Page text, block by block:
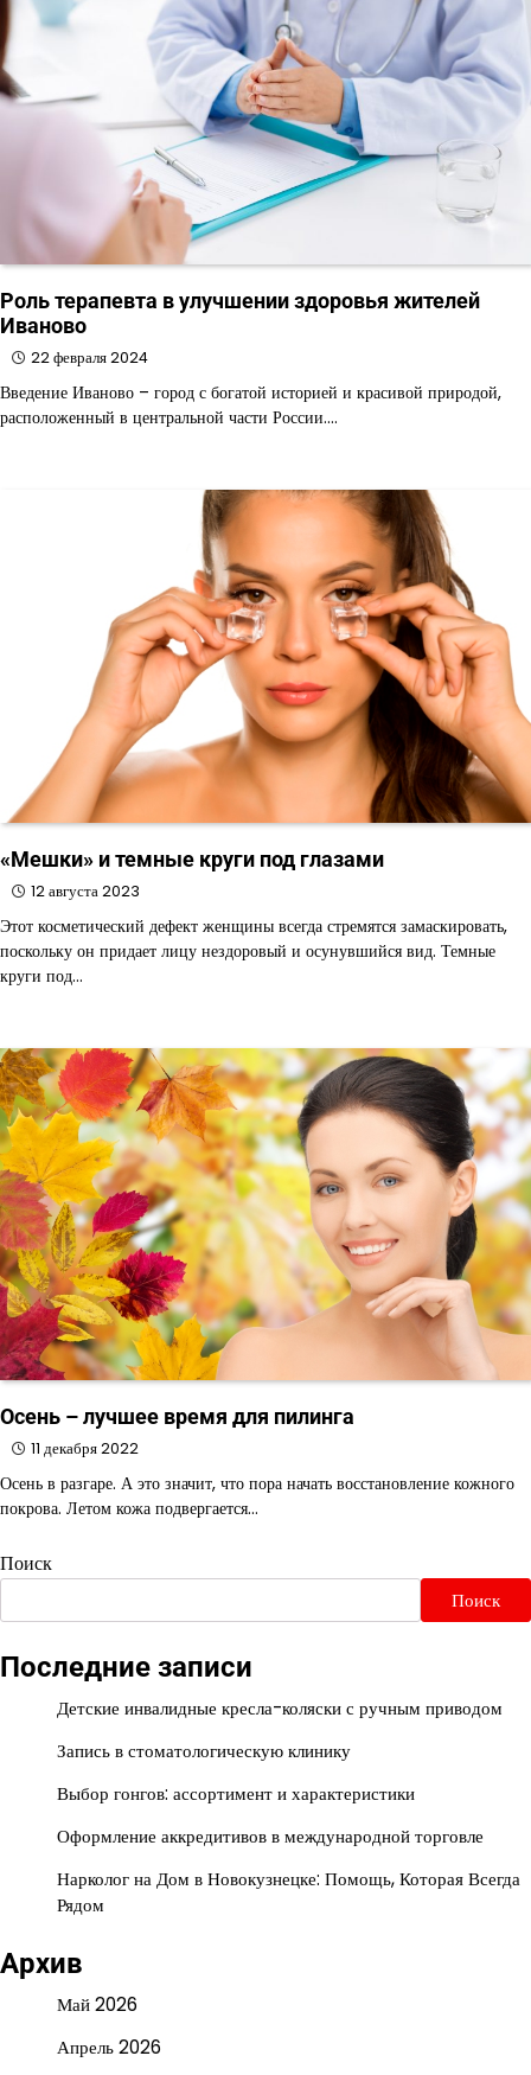
Роль терапевта в улучшении здоровья жителей
Иваново
22 февраля 2024
Введение Иваново – город с богатой историей и красивой природой,
расположенный в центральной части России.…
«Мешки» и темные круги под глазами
12 августа 2023
Этот косметический дефект женщины всегда стремятся замаскировать,
поскольку он придает лицу нездоровый и осунувшийся вид. Темные
круги под…
Осень – лучшее время для пилинга
11 декабря 2022
Осень в разгаре. А это значит, что пора начать восстановление кожного
покрова. Летом кожа подвергается…
Поиск
Поиск
Последние записи
Детские инвалидные кресла-коляски с ручным приводом
Запись в стоматологическую клинику
Выбор гонгов: ассортимент и характеристики
Оформление аккредитивов в международной торговле
Нарколог на Дом в Новокузнецке: Помощь, Которая Всегда
Рядом
Архив
Май 2026
Апрель 2026